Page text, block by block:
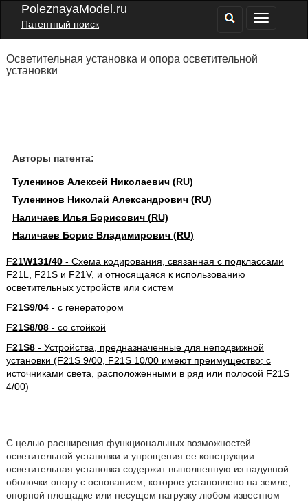
PoleznayaModel.ru
Патентный поиск
Осветительная установка и опора осветительной
установки
Авторы патента:
Туленинов Алексей Николаевич (RU)
Туленинов Николай Александрович (RU)
Наличаев Илья Борисович (RU)
Наличаев Борис Владимирович (RU)
F21W131/40- Схема кодирования, связанная с подклассами
F21L, F21S и F21V, и относящаяся к использованию
осветительных устройств или систем
F21S9/04- с генератором
F21S8/08- со стойкой
F21S8- Устройства, предназначенные для неподвижной
установки (F21S 9/00, F21S 10/00 имеют преимущество; с
источниками света, расположенными в ряд или полосой F21S
4/00)
С целью расширения функциональных возможностей
осветительной установки и упрощения ее конструкции
осветительная установка содержит выполненную из надувной
оболочки опору с основанием, которое установлено на земле,
опорной площадке или несущем нагрузку любом известном